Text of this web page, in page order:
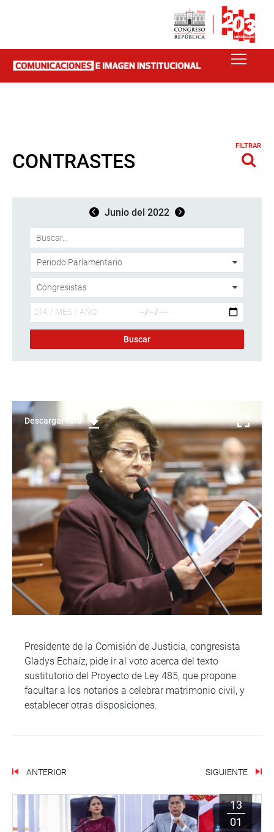
CONTRASTES
FILTRAR
Junio del 2022
Descargar foto
Presidente de la Comisión de Justicia, congresista
Gladys Echaíz, pide ir al voto acerca del texto
sustitutorio del Proyecto de Ley 485, que propone
facultar a los notarios a celebrar matrimonio civil, y
establecer otras disposiciones.
ANTERIOR SIGUIENTE
13
01